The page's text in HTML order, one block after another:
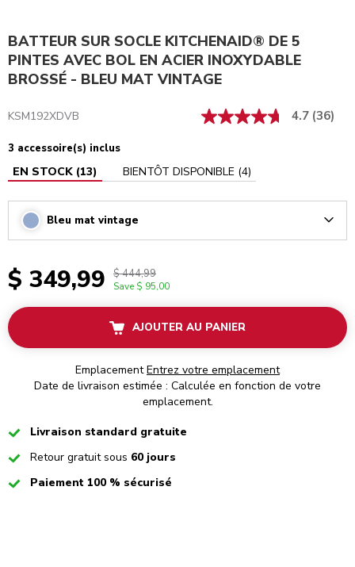
BATTEUR SUR SOCLE KITCHENAID® DE 5
PINTES AVEC BOL EN ACIER INOXYDABLE
BROSSÉ - BLEU MAT VINTAGE
KSM192XDVB 4.7 (36)
3 accessoire(s) inclus
EN STOCK (13) BIENTÔT DISPONIBLE (4)
Bleu mat vintage
$ 349,99 $ 444,99
Save $ 95,00
AJOUTER AU PANIER
Emplacement Entrez votre emplacement
Date de livraison estimée : Calculée en fonction de votre
emplacement.
CheckedLivraison standard gratuite
CheckedRetour gratuit sous 60 jours
CheckedPaiement 100 % sécurisé